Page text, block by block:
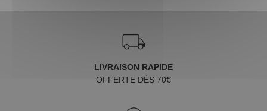
LIVRAISON RAPIDE
OFFERTE DÈS 70€